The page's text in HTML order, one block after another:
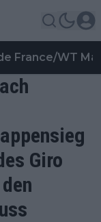
France/WT
Giro